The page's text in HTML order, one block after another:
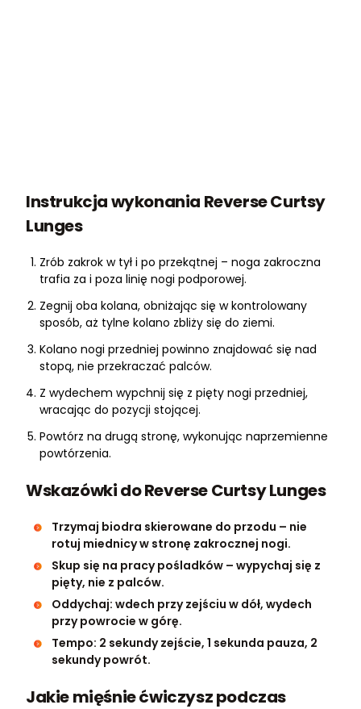
Instrukcja wykonania Reverse Curtsy
Lunges
Zrób zakrok w tył i po przekątnej – noga zakroczna
trafia za i poza linię nogi podporowej.
Zegnij oba kolana, obniżając się w kontrolowany
sposób, aż tylne kolano zbliży się do ziemi.
Kolano nogi przedniej powinno znajdować się nad
stopą, nie przekraczać palców.
Z wydechem wypchnij się z pięty nogi przedniej,
wracając do pozycji stojącej.
Powtórz na drugą stronę, wykonując naprzemienne
powtórzenia.
Wskazówki do Reverse Curtsy Lunges
Trzymaj biodra skierowane do przodu – nie
rotuj miednicy w stronę zakrocznej nogi.
Skup się na pracy pośladków – wypychaj się z
pięty, nie z palców.
Oddychaj: wdech przy zejściu w dół, wydech
przy powrocie w górę.
Tempo: 2 sekundy zejście, 1 sekunda pauza, 2
sekundy powrót.
Jakie mięśnie ćwiczysz podczas